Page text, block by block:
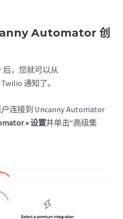
Automator 创
，您就可以从
通知了。
连接到 Uncanny Automator
» 设置并单击“高级集